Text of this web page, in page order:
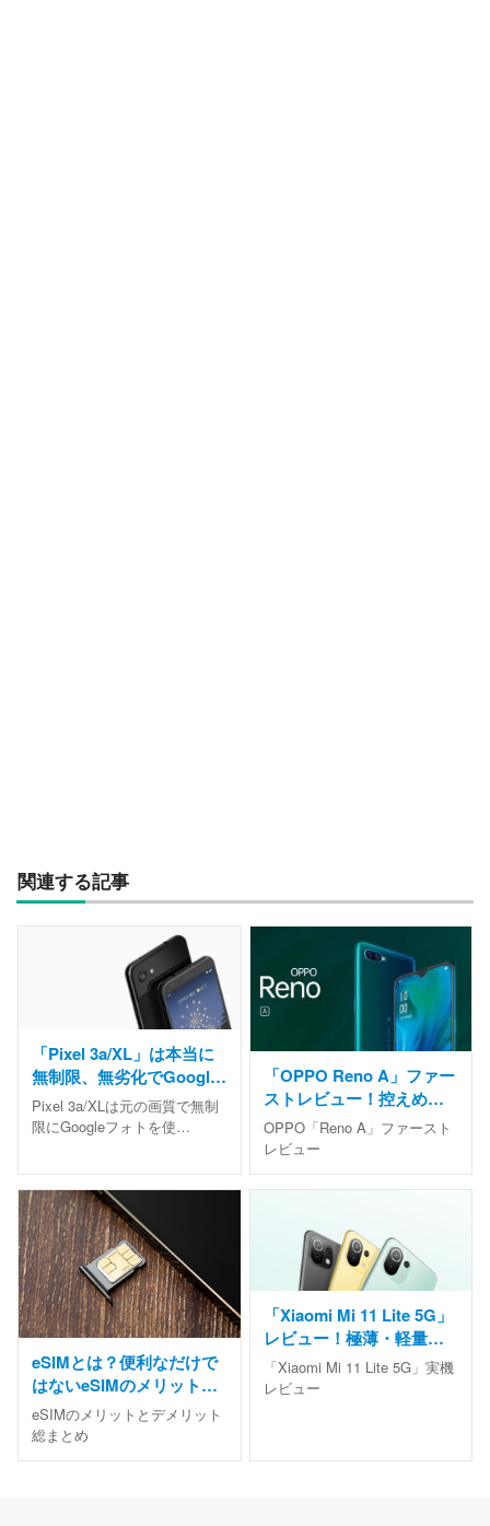
関連する記事
「Pixel 3a/XL」は本当に
無制限、無劣化でGoogle
フォトを使えるの？
Pixel 3a/XLは元の画質で無制
限にGoogleフォトを使…
「OPPO Reno A」ファー
ストレビュー！控えめに
言って最高の端末だった
OPPO「Reno A」ファースト
レビュー
eSIMとは？便利なだけで
はないeSIMのメリット・
デメリットを徹底解説
eSIMのメリットとデメリット
総まとめ
「Xiaomi Mi 11 Lite 5G」
レビュー！極薄・軽量・
FeliCaのコスパ最強スマ
ホか
「Xiaomi Mi 11 Lite 5G」実機
レビュー